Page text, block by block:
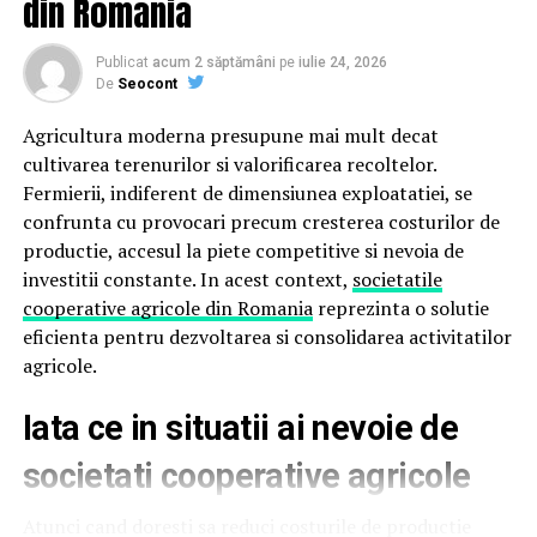
Beneficii ERP: Reducerea
costurilor
Achiziționarea unui sistem ERP determină pe termen
lung creșterea ratei de recuperare a investițiilor (ROI),
prin centralizarea tuturor informațiilor din sistemele de
lucru cu care o companie din retail poate lucra
simultan.
Mai mult decât atât, utilizarea unui singure soluții
reduce costurile cu pregatirea personalului, privind
informațiilor înregistrate. Așadar, reducerea costurilor
prin automatizarea proceselor reprezintă un aspect
vital de la baza creșterii competitivității în retail.
din Romania
Publicat acum 2 săptămâni pe iulie 24, 2026
De Seocont
Agricultura moderna presupune mai mult decat
cultivarea terenurilor si valorificarea recoltelor.
Fermierii, indiferent de dimensiunea exploatatiei, se
confrunta cu provocari precum cresterea costurilor de
productie, accesul la piete competitive si nevoia de
investitii constante. In acest context, societatile
cooperative agricole din Romaniareprezinta o solutie
eficienta pentru dezvoltarea si consolidarea activitatilor
agricole.
Iata ce in situatii ai nevoie de
societati cooperative agricole